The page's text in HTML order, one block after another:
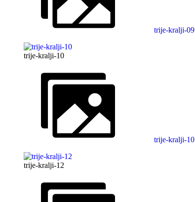
trije-kralji-09
trije-kralji-10
trije-kralji-10
trije-kralji-12